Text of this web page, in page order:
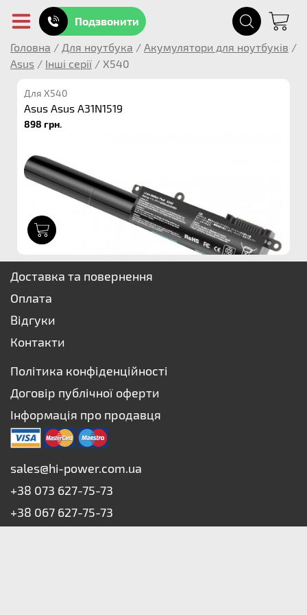
Подзвонити
Головна / Для ноутбука / Акумулятори для ноутбуків /
Asus / Інші серії / X540
Для X540
Asus Asus A31N1519
898 грн.
Доставка та повернення
Оплата
Відгуки
Контакти
Політика конфіденційності
Договір публічної оферти
Інформація про продавця
sales@hi-power.com.ua
+38 073 627-75-73
+38 067 627-75-73